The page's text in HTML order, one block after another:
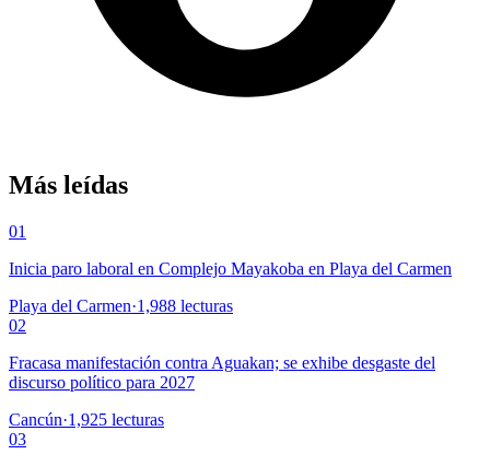
Más leídas
01
Inicia paro laboral en Complejo Mayakoba en Playa del Carmen
Playa del Carmen·1,988 lecturas
02
Fracasa manifestación contra Aguakan; se exhibe desgaste del
discurso político para 2027
Cancún·1,925 lecturas
03